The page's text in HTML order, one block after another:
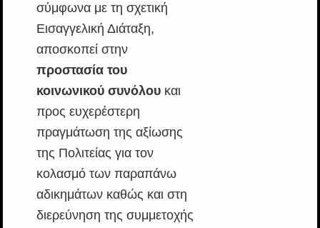
σύμφωνα με τη σχετική
Εισαγγελική Διάταξη,
αποσκοπεί στην
προστασία του
κοινωνικού συνόλουκαι
προς ευχερέστερη
πραγμάτωση της αξίωσης
της Πολιτείας για τον
κολασμό των παραπάνω
αδικημάτων καθώς και στη
διερεύνηση της συμμετοχής